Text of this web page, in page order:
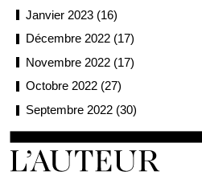
Janvier 2023 (16)
Décembre 2022 (17)
Novembre 2022 (17)
Octobre 2022 (27)
Septembre 2022 (30)